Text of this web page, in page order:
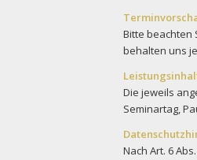
Bitte beachten
behalten uns
Die jeweils
Seminartag,
Nach Art. 6